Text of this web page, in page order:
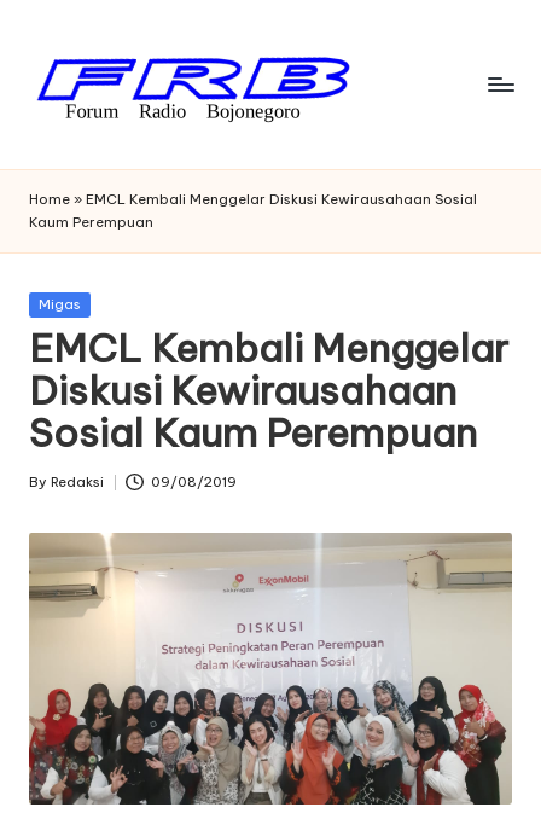
content
F
o
r
u
m
R
a
di
o
B
oj
o
e
g
o
Bojonegoro
Home » EMCL Kembali Menggelar Diskusi Kewirausahaan Sosial
Kaum Perempuan
Posted
Migas
EMCL Kembali Menggelar
Diskusi Kewirausahaan
Sosial Kaum Perempuan
Posted
By Redaksi 09/08/2019